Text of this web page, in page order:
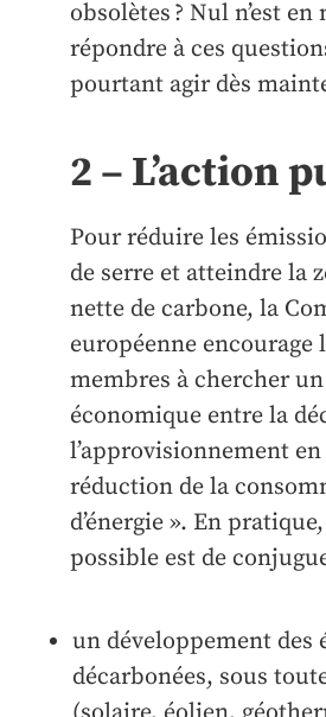
obsolètes ? Nul n’est en
répondre à ces
pourtant agir dès
2 – L’action
Pour réduire les
de serre et atteindre la
nette de carbone, la
européenne encourage
membres à chercher
économique entre la
l’approvisionnement
réduction de la
d’énergie ». En
possible est de
un développement des
décarbonées, sous